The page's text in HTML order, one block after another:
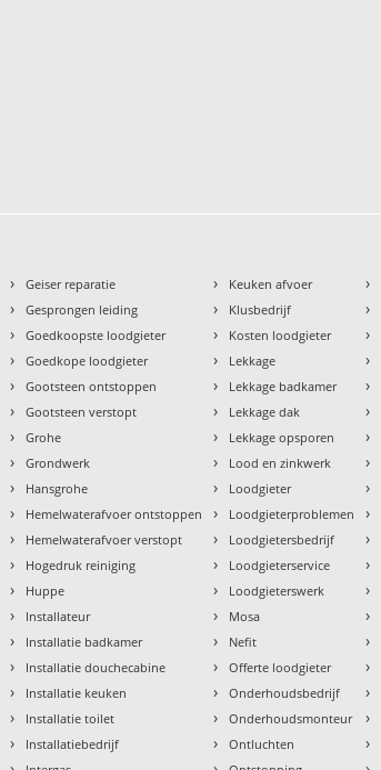
› Geiser reparatie
› Gesprongen leiding
› Goedkoopste loodgieter
› Goedkope loodgieter
› Gootsteen ontstoppen
› Gootsteen verstopt
› Grohe
› Grondwerk
› Hansgrohe
› Hemelwaterafvoer ontstoppen
› Hemelwaterafvoer verstopt
› Hogedruk reiniging
› Huppe
› Installateur
› Installatie badkamer
› Installatie douchecabine
› Installatie keuken
› Installatie toilet
› Installatiebedrijf
› Keuken afvoer
› Klusbedrijf
› Kosten loodgieter
› Lekkage
› Lekkage badkamer
› Lekkage dak
› Lekkage opsporen
› Lood en zinkwerk
› Loodgieter
› Loodgieterproblemen
› Loodgietersbedrijf
› Loodgieterservice
› Loodgieterswerk
› Mosa
› Nefit
› Offerte loodgieter
› Onderhoudsbedrijf
› Onderhoudsmonteur
› Ontluchten
›
›
›
›
›
›
›
›
›
›
›
›
›
›
›
›
›
›
›